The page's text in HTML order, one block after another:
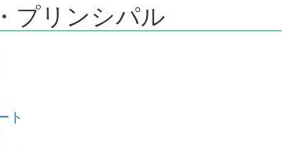
プリンシパル
ト